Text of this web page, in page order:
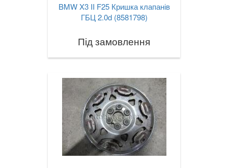
BMW X3 II F25 Кришка клапанів
ГБЦ 2.0d (8581798)
Під замовлення